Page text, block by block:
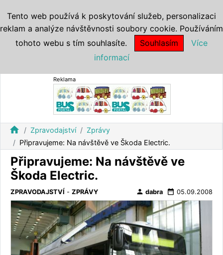
Reklama
home Zpravodajství
Zprávy
Připravujeme: Na návštěvě ve Škoda Electric.
Připravujeme: Na návštěvě ve
Škoda Electric.
ZPRAVODAJSTVÍ - ZPRÁVY person dabra date_range 05.09.2008
Tento web používá k poskytování služeb, personalizaci
reklam a analýze návštěvnosti soubory cookie. Používáním
tohoto webu s tím souhlasíte.
Souhlasím
Více
informací